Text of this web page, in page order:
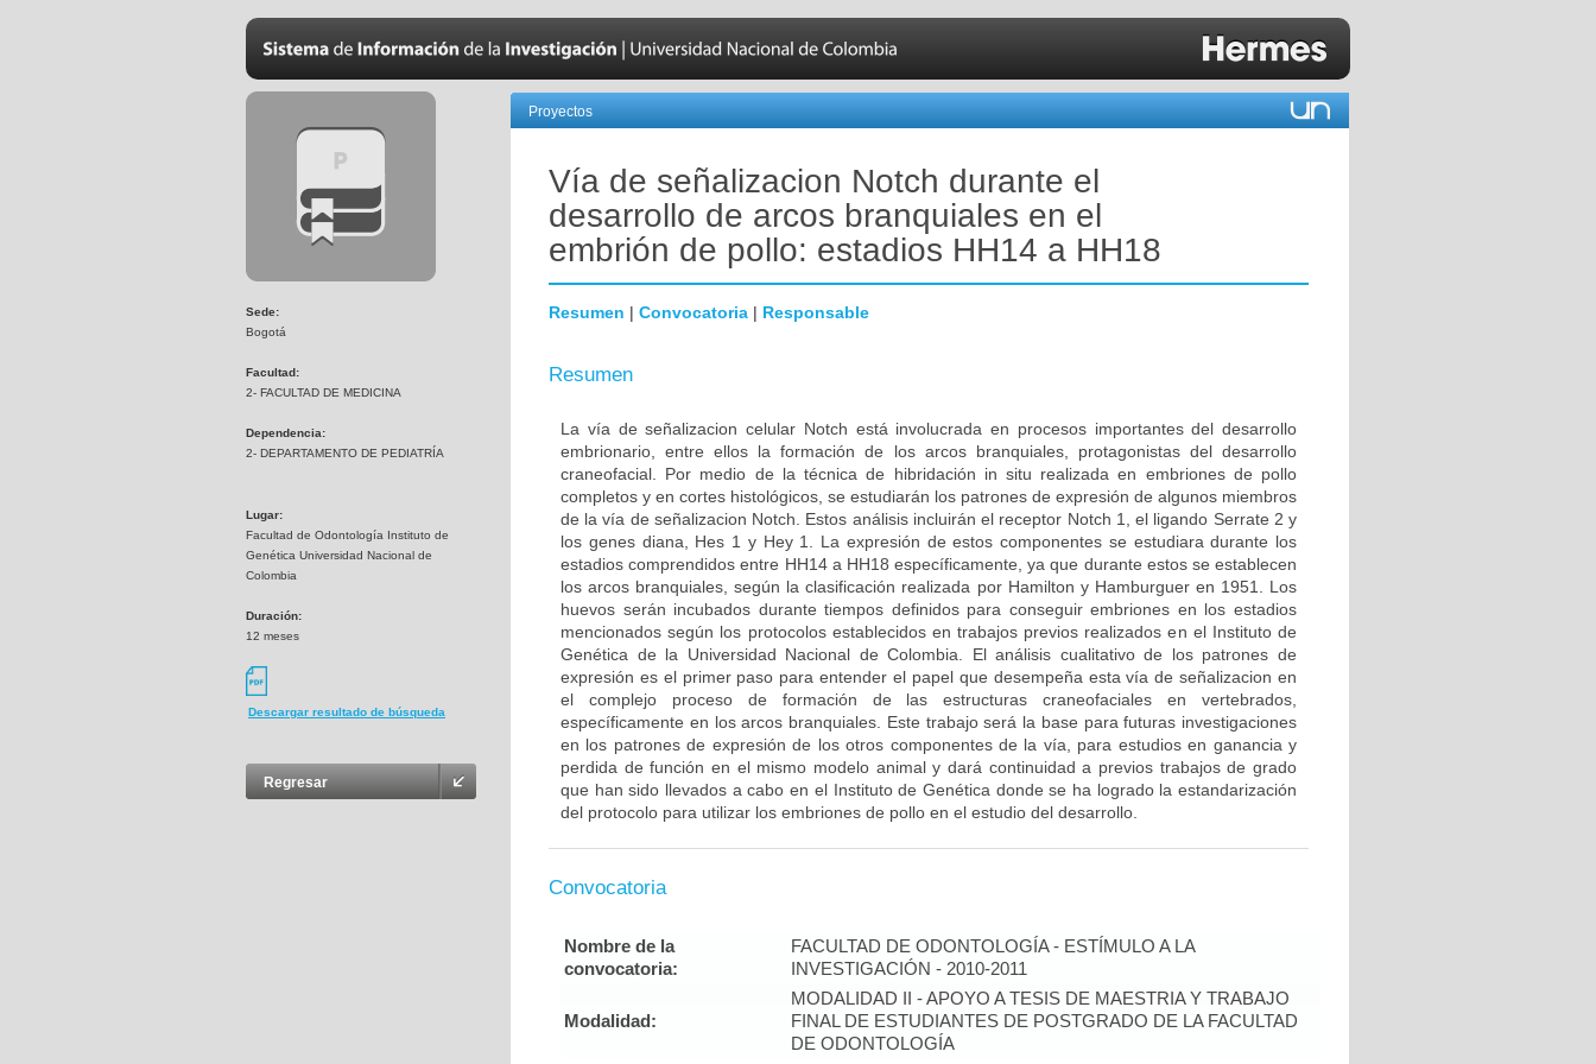
Sede:
Bogotá
Facultad:
2- FACULTAD DE MEDICINA
Dependencia:
2- DEPARTAMENTO DE PEDIATRÍA
Lugar:
Facultad de Odontología Instituto de
Genética Universidad Nacional de
Colombia
Duración:
12 meses
Descargar resultado de búsqueda
Regresar
Proyectos
Vía de señalizacion Notch durante el
desarrollo de arcos branquiales en el
embrión de pollo: estadios HH14 a HH18
Resumen | Convocatoria | Responsable
Resumen
La vía de señalizacion celular Notch está involucrada en procesos importantes del desarrollo
embrionario, entre ellos la formación de los arcos branquiales, protagonistas del desarrollo
craneofacial. Por medio de la técnica de hibridación in situ realizada en embriones de pollo
completos y en cortes histológicos, se estudiarán los patrones de expresión de algunos miembros
de la vía de señalizacion Notch. Estos análisis incluirán el receptor Notch 1, el ligando Serrate 2 y
los genes diana, Hes 1 y Hey 1. La expresión de estos componentes se estudiara durante los
estadios comprendidos entre HH14 a HH18 específicamente, ya que durante estos se establecen
los arcos branquiales, según la clasificación realizada por Hamilton y Hamburguer en 1951. Los
huevos serán incubados durante tiempos definidos para conseguir embriones en los estadios
mencionados según los protocolos establecidos en trabajos previos realizados en el Instituto de
Genética de la Universidad Nacional de Colombia. El análisis cualitativo de los patrones de
expresión es el primer paso para entender el papel que desempeña esta vía de señalizacion en
el complejo proceso de formación de las estructuras craneofaciales en vertebrados,
específicamente en los arcos branquiales. Este trabajo será la base para futuras investigaciones
en los patrones de expresión de los otros componentes de la vía, para estudios en ganancia y
perdida de función en el mismo modelo animal y dará continuidad a previos trabajos de grado
que han sido llevados a cabo en el Instituto de Genética donde se ha logrado la estandarización
del protocolo para utilizar los embriones de pollo en el estudio del desarrollo.
Convocatoria
Nombre de la
convocatoria:
FACULTAD DE ODONTOLOGÍA - ESTÍMULO A LA
INVESTIGACIÓN - 2010-2011
Modalidad:
MODALIDAD II - APOYO A TESIS DE MAESTRIA Y TRABAJO
FINAL DE ESTUDIANTES DE POSTGRADO DE LA FACULTAD
DE ODONTOLOGÍA